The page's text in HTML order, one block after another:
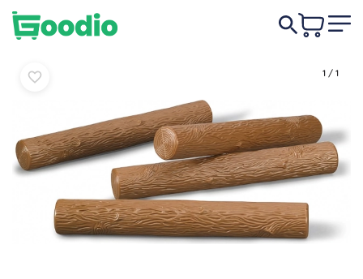
1 / 1
9,80 € Do košíka